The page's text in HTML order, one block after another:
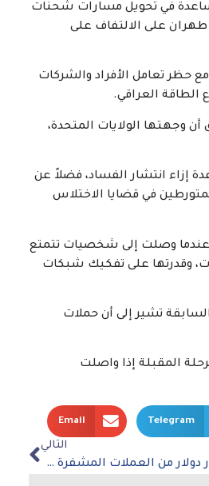
في تحويل مسارات شحنات
طهران على الالتفاف على
حظر تعامل الأفراد والشركات
العراقي.
وجهتها الولايات المتحدة،
إزاء انتشار الفساد، فضلاً عن
في قضايا الاختلاس
عندما وصلت إلى شخصيات تتمتع
وقدرتها على تفكيك شبكات
تشير إلى أن حملات
المقبلة إذا واصلت
Telegram
Email
التالي
ترامب يجني أكثر من 1.4 مليار دولار من العملات المشفرة خلال عام واحد